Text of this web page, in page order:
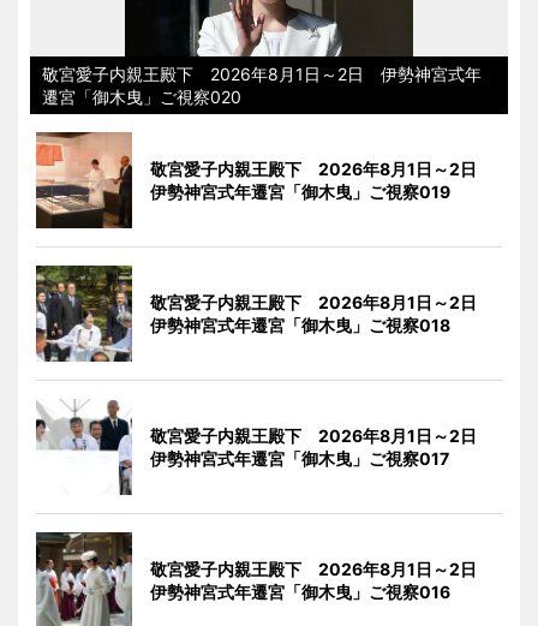
敬宮愛子内親王殿下 2026年8月1日～2日 伊勢神宮式年
遷宮「御木曳」ご視察020
敬宮愛子内親王殿下 2026年8月1日～2日
伊勢神宮式年遷宮「御木曳」ご視察019
敬宮愛子内親王殿下 2026年8月1日～2日
伊勢神宮式年遷宮「御木曳」ご視察018
敬宮愛子内親王殿下 2026年8月1日～2日
伊勢神宮式年遷宮「御木曳」ご視察017
敬宮愛子内親王殿下 2026年8月1日～2日
伊勢神宮式年遷宮「御木曳」ご視察016